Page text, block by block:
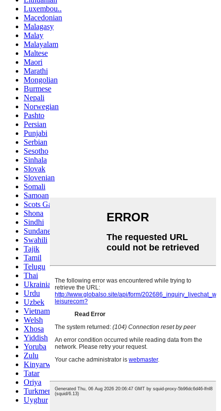
Luxembou..
Macedonian
Malagasy
Malay
Malayalam
Maltese
Maori
Marathi
Mongolian
Burmese
Nepali
Norwegian
Pashto
Persian
Punjabi
Serbian
Sesotho
Sinhala
Slovak
Slovenian
Somali
Samoan
Scots Gaelic
Shona
Sindhi
Sundanese
Swahili
Tajik
Tamil
Telugu
Thai
Ukrainian
Urdu
Uzbek
Vietnamese
Welsh
Xhosa
Yiddish
Yoruba
Zulu
Kinyarwanda
Tatar
Oriya
Turkmen
Uyghur